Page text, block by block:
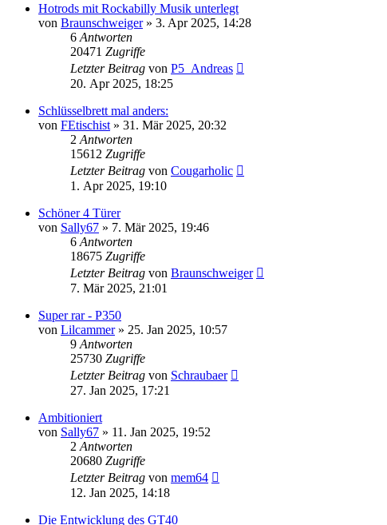
Hotrods mit Rockabilly Musik unterlegt
von Braunschweiger» 3. Apr 2025, 14:28
6 Antworten
20471 Zugriffe
Letzter Beitrag von P5_Andreas
20. Apr 2025, 18:25
Schlüsselbrett mal anders:
von FEtischist » 31. Mär 2025, 20:32
2 Antworten
15612 Zugriffe
Letzter Beitrag von Cougarholic
1. Apr 2025, 19:10
Schöner 4 Türer
von Sally67 » 7. Mär 2025, 19:46
6 Antworten
18675 Zugriffe
Letzter Beitrag von Braunschweiger
7. Mär 2025, 21:01
Super rar - P350
von Lilcammer» 25. Jan 2025, 10:57
9 Antworten
25730 Zugriffe
Letzter Beitrag von Schraubaer
27. Jan 2025, 17:21
Ambitioniert
von Sally67 » 11. Jan 2025, 19:52
2 Antworten
20680 Zugriffe
Letzter Beitrag von mem64
12. Jan 2025, 14:18
Die Entwicklung des GT40